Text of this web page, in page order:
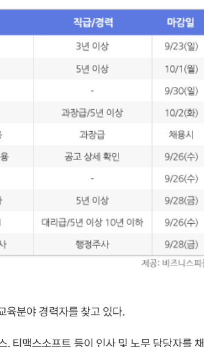
육분야 경력자를 찾고 있다.
티맥스소프트 등이 인사 및 노무 담당자를 채